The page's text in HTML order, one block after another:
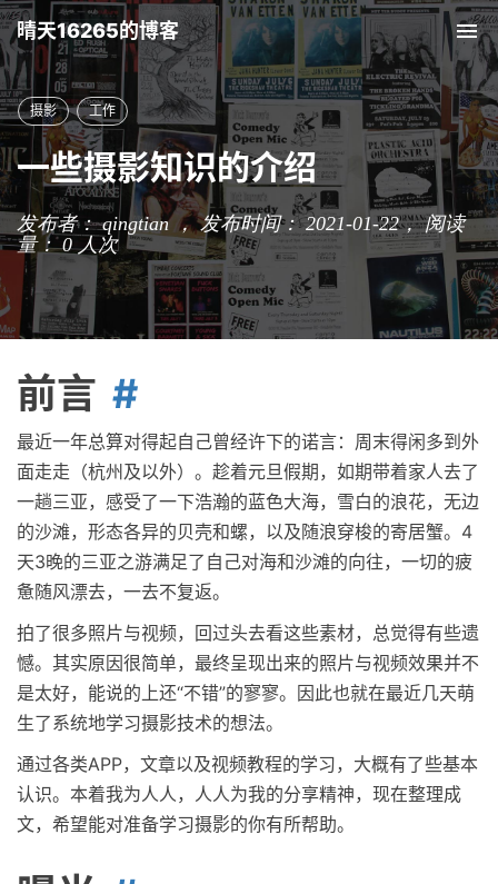
晴天16265的博客
摄影 工作
一些摄影知识的介绍
发布者： qingtian ， 发布时间： 2021-01-22，阅读
量： 0人次
前言
最近一年总算对得起自己曾经许下的诺言：周末得闲多到外
面走走（杭州及以外）。趁着元旦假期，如期带着家人去了
一趟三亚，感受了一下浩瀚的蓝色大海，雪白的浪花，无边
的沙滩，形态各异的贝壳和螺，以及随浪穿梭的寄居蟹。4
天3晚的三亚之游满足了自己对海和沙滩的向往，一切的疲
惫随风漂去，一去不复返。
拍了很多照片与视频，回过头去看这些素材，总觉得有些遗
憾。其实原因很简单，最终呈现出来的照片与视频效果并不
是太好，能说的上还“不错”的寥寥。因此也就在最近几天萌
生了系统地学习摄影技术的想法。
通过各类APP，文章以及视频教程的学习，大概有了些基本
认识。本着我为人人，人人为我的分享精神，现在整理成
文，希望能对准备学习摄影的你有所帮助。